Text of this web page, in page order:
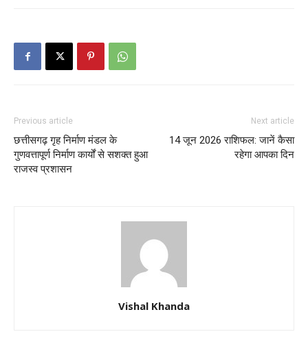
Previous article
छत्तीसगढ़ गृह निर्माण मंडल के
गुणवत्तापूर्ण निर्माण कार्यों से सशक्त हुआ
राजस्व प्रशासन
Next article
14 जून 2026 राशिफल: जानें कैसा
रहेगा आपका दिन
Vishal Khanda